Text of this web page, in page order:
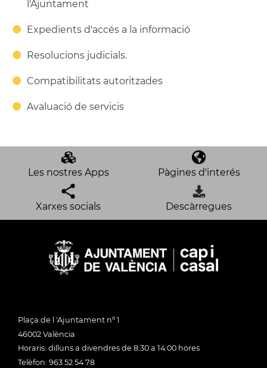
l'Ajuntament
Expedients d'accés a la informació
Resolucions judicials.
Compatibilitats autoritzades
Avaluació de servicis
Les nostres Apps Pàgines d'interés
Xarxes socials Descàrregues
Plaça de l 'Ajuntament nº 1
46002 València
Horaris: dilluns a divendres de 8:30 a 14:00 hores
Telèfon: 963 52 54 78